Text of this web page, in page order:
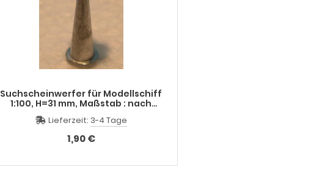
Suchscheinwerfer für Modellschiff
1:100, H=31 mm, Maßstab : nach
Lieferzeit: 3-4 Tage
1,90 €